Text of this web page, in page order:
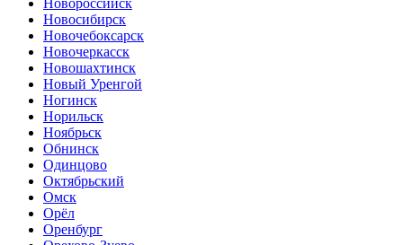
Новороссийск
Новосибирск
Новочебоксарск
Новочеркасск
Новошахтинск
Новый Уренгой
Ногинск
Норильск
Ноябрьск
Обнинск
Одинцово
Октябрьский
Омск
Орёл
Оренбург